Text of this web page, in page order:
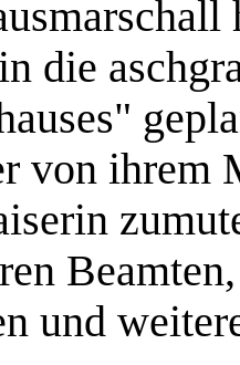
die
von ihrem
und